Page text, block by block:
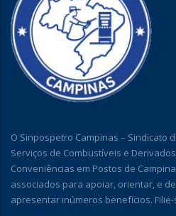
O Sinpospetro Campinas – Sindicato
Serviços de Combustíveis e
Conveniências em Postos de
associados para apoiar, orientar, e
apresentar inúmeros benefícios. Filie-